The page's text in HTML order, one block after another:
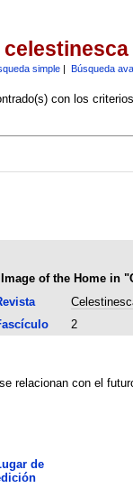
simple| Búsqueda
con los
of the Home in
2
relacionan con el
de